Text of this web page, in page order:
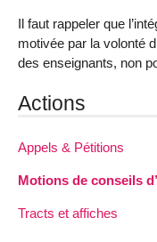
Il faut rappeler que
motivée par la volonté
des enseignants, non
Actions
Appels & Pétitions
Motions de conseils
Tracts et affiches